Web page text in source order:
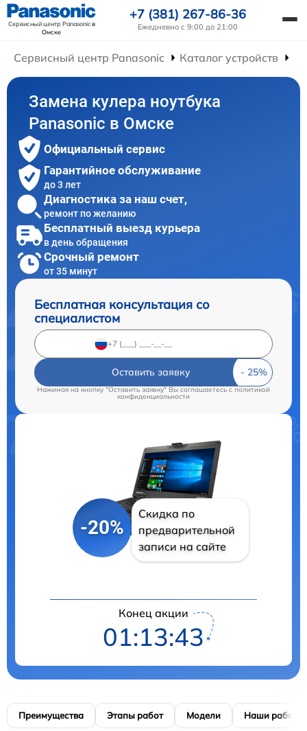
Сервисный центр Panasonicв
Омске
+7 (381) 267-86-36
Ежедневно с 9:00 до 21:00
Сервисный центр Panasonic Каталог устройств
Замена кулера ноутбука
Panasonic в Омске
Официальный сервис
Гарантийное обслуживание
до 3 лет
Диагностика за наш счет,
ремонт по желанию
Бесплатный выезд курьера
в день обращения
Срочный ремонт
от 35 минут
Бесплатная консультация со
специалистом
Оставить заявку
Нажимая на кнопку "Оставить заявку" Вы соглашаетесь cполитикой
конфиденциальности
-20%
Скидка по
предварительной
записи на сайте
Конец акции
01:13:42
Преимущества Этапы работ Модели Наши работы